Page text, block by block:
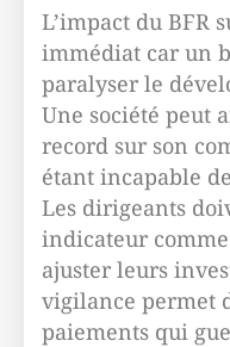
L’impact du BFR
immédiat car un
paralyser le
Une société peut
record sur son
étant incapable
Les dirigeants
indicateur
ajuster leurs
vigilance permet
paiements qui